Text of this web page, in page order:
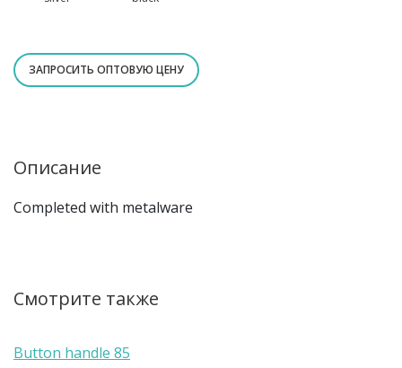
ЗАПРОСИТЬ ОПТОВУЮ ЦЕНУ
Описание
Completed with metalware
Смотрите также
Button handle 85